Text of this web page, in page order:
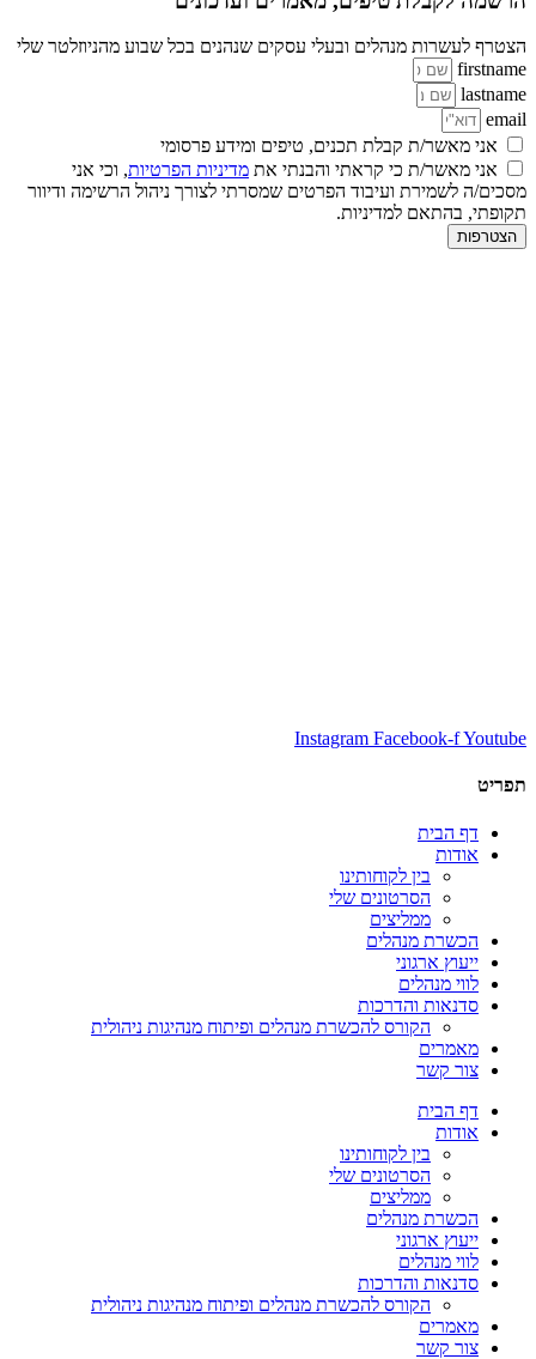
הצטרף לעשרות מנהלים ובעלי עסקים שנהנים בכל שבוע מהניוזלטר שלי
firstname
lastname
email
אני מאשר/ת קבלת תכנים, טיפים ומידע פרסומי
אני מאשר/ת כי קראתי והבנתי את מדיניות הפרטיות, וכי אני
מסכים/ה לשמירת ועיבוד הפרטים שמסרתי לצורך ניהול הרשימה ודיוור
תקופתי, בהתאם למדיניות.
הצטרפות
Instagram Facebook-fYoutube
תפריט
דף הבית
אודות
בין לקוחותינו
הסרטונים שלי
ממליצים
הכשרת מנהלים
ייעוץ ארגוני
לווי מנהלים
סדנאות והדרכות
הקורס להכשרת מנהלים ופיתוח מנהיגות ניהולית
מאמרים
צור קשר
דף הבית
אודות
בין לקוחותינו
הסרטונים שלי
ממליצים
הכשרת מנהלים
ייעוץ ארגוני
לווי מנהלים
סדנאות והדרכות
הקורס להכשרת מנהלים ופיתוח מנהיגות ניהולית
מאמרים
צור קשר